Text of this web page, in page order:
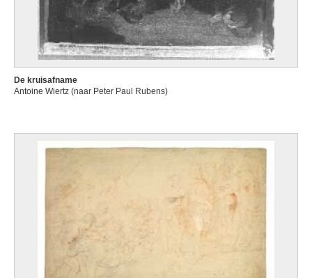
De kruisafname
Antoine Wiertz (naar Peter Paul Rubens)